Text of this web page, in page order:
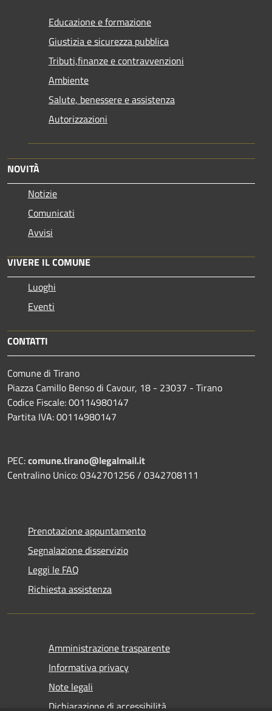
Educazione e formazione
Giustizia e sicurezza pubblica
Tributi,finanze e contravvenzioni
Ambiente
Salute, benessere e assistenza
Autorizzazioni
NOVITÀ
Notizie
Comunicati
Avvisi
VIVERE IL COMUNE
Luoghi
Eventi
CONTATTI
Comune di Tirano
Piazza Camillo Benso di Cavour, 18 - 23037 - Tirano
Codice Fiscale: 00114980147
Partita IVA: 00114980147
PEC:comune.tirano@legalmail.it
Centralino Unico: 0342701256 / 0342708111
Prenotazione appuntamento
Segnalazione disservizio
Leggi le FAQ
Richiesta assistenza
Amministrazione trasparente
Informativa privacy
Note legali
Dichiarazione di accessibilità